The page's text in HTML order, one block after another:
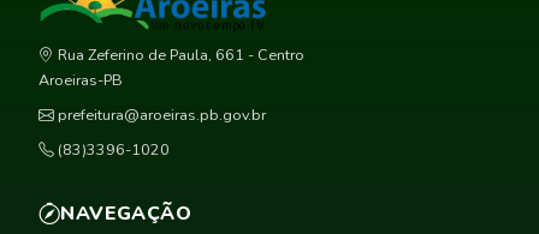
Rua Zeferino de Paula, 661 - Centro
Aroeiras-PB
prefeitura@aroeiras.pb.gov.br
(83)3396-1020
NAVEGAÇÃO